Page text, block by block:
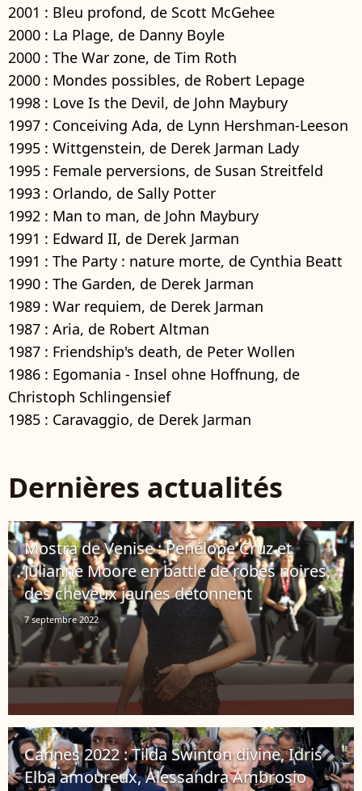
2001 : Bleu profond, de Scott McGehee
2000 : La Plage, de Danny Boyle
2000 : The War zone, de Tim Roth
2000 : Mondes possibles, de Robert Lepage
1998 : Love Is the Devil, de John Maybury
1997 : Conceiving Ada, de Lynn Hershman-Leeson
1995 : Wittgenstein, de Derek Jarman Lady
1995 : Female perversions, de Susan Streitfeld
1993 : Orlando, de Sally Potter
1992 : Man to man, de John Maybury
1991 : Edward II, de Derek Jarman
1991 : The Party : nature morte, de Cynthia Beatt
1990 : The Garden, de Derek Jarman
1989 : War requiem, de Derek Jarman
1987 : Aria, de Robert Altman
1987 : Friendship's death, de Peter Wollen
1986 : Egomania - Insel ohne Hoffnung, de
Christoph Schlingensief
1985 : Caravaggio, de Derek Jarman
Dernières actualités
Mostra de Venise : Penélope Cruz et
Julianne Moore en battle de robes noires,
des cheveux jaunes détonnent
7 septembre 2022
Cannes 2022 : Tilda Swinton divine, Idris
Elba amoureux, Alessandra Ambrosio